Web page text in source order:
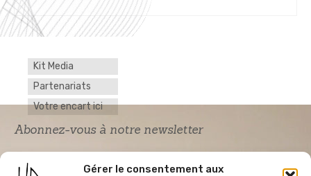
Gérer le consentement aux
LIRE LA SUITE
Kit Media
Partenariats
Votre encart ici
Abonnez-vous à notre newsletter